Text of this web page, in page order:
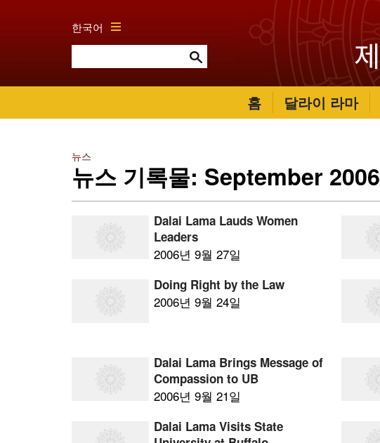
한국어
홈 달라이 라마
뉴스
뉴스 기록물: September 2006
Dalai Lama Lauds Women
Leaders
2006년 9월 27일
Doing Right by the Law
2006년 9월 24일
Dalai Lama Brings Message of
Compassion to UB
2006년 9월 21일
Dalai Lama Visits State